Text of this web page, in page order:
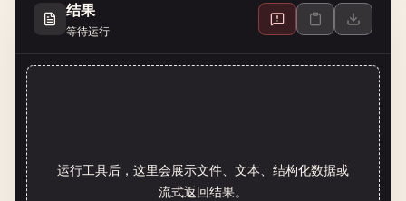
结果
等待运行
运行工具后，这里会展示文件、文本、结构化数据或
流式返回结果。